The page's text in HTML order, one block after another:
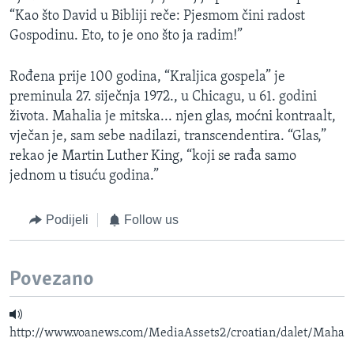
“Kao što David u Bibliji reče: Pjesmom čini radost
Gospodinu. Eto, to je ono što ja radim!”
Rođena prije 100 godina, “Kraljica gospela” je
preminula 27. siječnja 1972., u Chicagu, u 61. godini
života. Mahalia je mitska... njen glas, moćni kontraalt,
vječan je, sam sebe nadilazi, transcendentira. “Glas,”
rekao je Martin Luther King, “koji se rađa samo
jednom u tisuću godina.”
Podijeli Follow us
Povezano
http://www.voanews.com/MediaAssets2/croatian/dalet/Maha